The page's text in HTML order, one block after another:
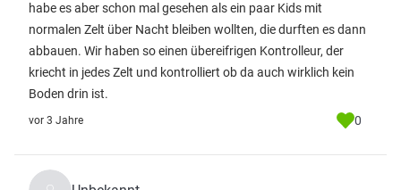
habe es aber schon mal gesehen als ein paar Kids mit
normalen Zelt über Nacht bleiben wollten, die durften es dann
abbauen. Wir haben so einen übereifrigen Kontrolleur, der
kriecht in jedes Zelt und kontrolliert ob da auch wirklich kein
Boden drin ist.
vor 3 Jahre 0